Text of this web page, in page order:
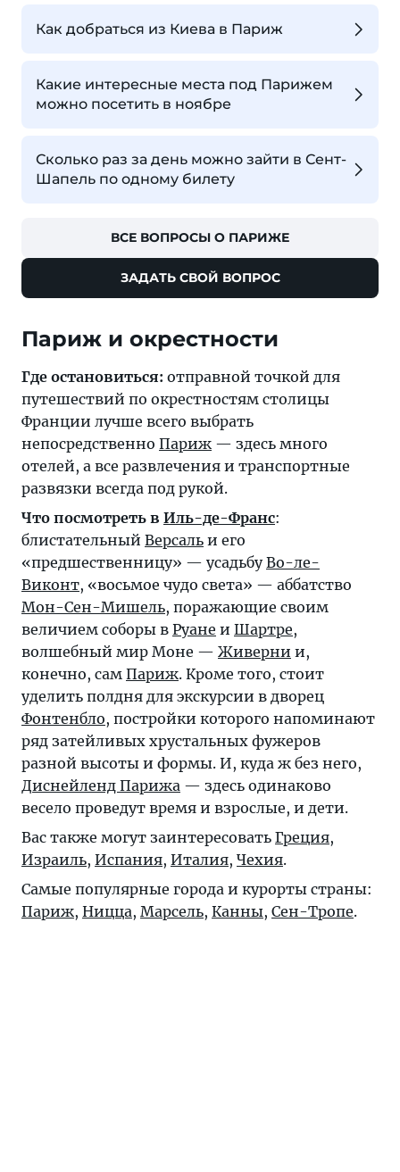
Как добраться из Киева в Париж
Какие интересные места под Парижем
можно посетить в ноябре
Сколько раз за день можно зайти в Сент-
Шапель по одному билету
ВСЕ ВОПРОСЫ О ПАРИЖЕ
ЗАДАТЬ СВОЙ ВОПРОС
Париж и окрестности
Где остановиться: отправной точкой для
путешествий по окрестностям столицы
Франции лучше всего выбрать
непосредственно Париж — здесь много
отелей, а все развлечения и транспортные
развязки всегда под рукой.
Что посмотреть в Иль-де-Франс:
блистательный Версаль и его
«предшественницу» — усадьбуВо-ле-
Виконт, «восьмое чудо света» — аббатство
Мон-Сен-Мишель, поражающие своим
величием соборы в Руане и Шартре,
волшебный мир Моне — Живерни и,
конечно, сам Париж. Кроме того, стоит
уделить полдня для экскурсии в дворец
Фонтенбло, постройки которого напоминают
ряд затейливых хрустальных фужеров
разной высоты и формы. И, куда ж без него,
Диснейленд Парижа — здесь одинаково
весело проведут время и взрослые, и дети.
Вас также могут заинтересовать Греция,
Израиль, Испания, Италия, Чехия.
Самые популярные города и курорты страны:
Париж, Ницца, Марсель, Канны, Сен-Тропе.